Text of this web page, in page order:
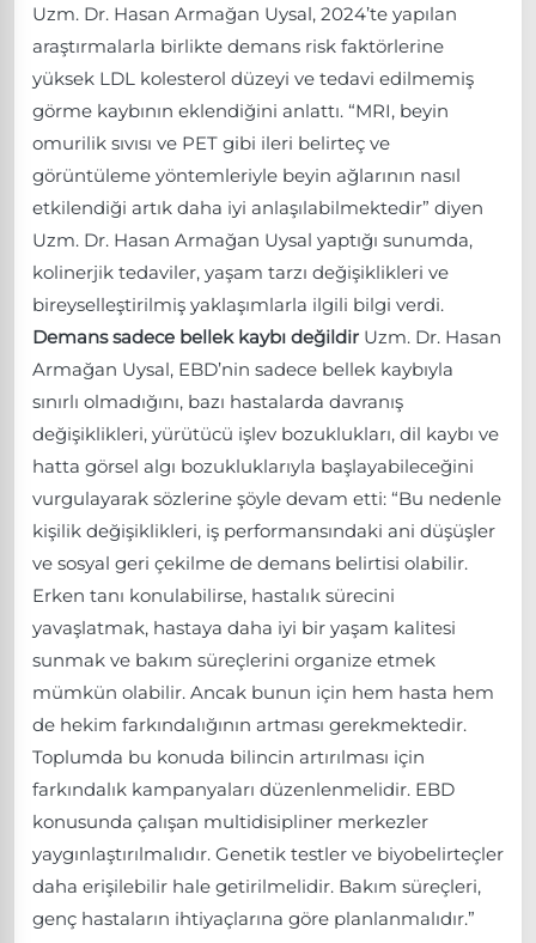
Uzm. Dr. Hasan Armağan Uysal, 2024’te yapılan
araştırmalarla birlikte demans risk faktörlerine
yüksek LDL kolesterol düzeyi ve tedavi edilmemiş
görme kaybının eklendiğini anlattı. “MRI, beyin
omurilik sıvısı ve PET gibi ileri belirteç ve
görüntüleme yöntemleriyle beyin ağlarının nasıl
etkilendiği artık daha iyi anlaşılabilmektedir” diyen
Uzm. Dr. Hasan Armağan Uysal yaptığı sunumda,
kolinerjik tedaviler, yaşam tarzı değişiklikleri ve
bireyselleştirilmiş yaklaşımlarla ilgili bilgi verdi.
Demans sadece bellek kaybı değildir Uzm. Dr. Hasan
Armağan Uysal, EBD’nin sadece bellek kaybıyla
sınırlı olmadığını, bazı hastalarda davranış
değişiklikleri, yürütücü işlev bozuklukları, dil kaybı ve
hatta görsel algı bozukluklarıyla başlayabileceğini
vurgulayarak sözlerine şöyle devam etti: “Bu nedenle
kişilik değişiklikleri, iş performansındaki ani düşüşler
ve sosyal geri çekilme de demans belirtisi olabilir.
Erken tanı konulabilirse, hastalık sürecini
yavaşlatmak, hastaya daha iyi bir yaşam kalitesi
sunmak ve bakım süreçlerini organize etmek
mümkün olabilir. Ancak bunun için hem hasta hem
de hekim farkındalığının artması gerekmektedir.
Toplumda bu konuda bilincin artırılması için
farkındalık kampanyaları düzenlenmelidir. EBD
konusunda çalışan multidisipliner merkezler
yaygınlaştırılmalıdır. Genetik testler ve biyobelirteçler
daha erişilebilir hale getirilmelidir. Bakım süreçleri,
genç hastaların ihtiyaçlarına göre planlanmalıdır.”